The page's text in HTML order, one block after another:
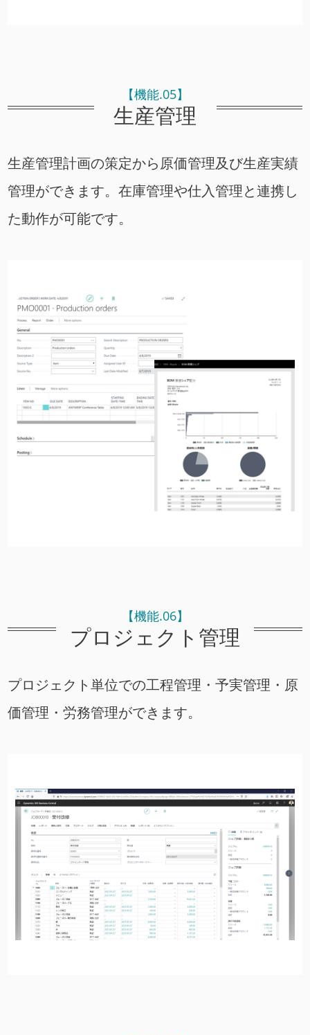
【機能.05】
生産管理
生産管理計画の策定から原価管理及び生産実績
管理ができます。在庫管理や仕入管理と連携し
た動作が可能です。
【機能.06】
プロジェクト管理
プロジェクト単位での工程管理・予実管理・原
価管理・労務管理ができます。